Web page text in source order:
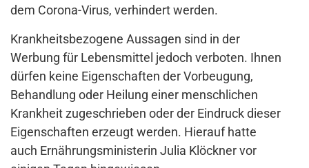
dem Corona-Virus, verhindert werden.
Krankheitsbezogene Aussagen sind in der
Werbung für Lebensmittel jedoch verboten. Ihnen
dürfen keine Eigenschaften der Vorbeugung,
Behandlung oder Heilung einer menschlichen
Krankheit zugeschrieben oder der Eindruck dieser
Eigenschaften erzeugt werden. Hierauf hatte
auch Ernährungsministerin Julia Klöckner vor